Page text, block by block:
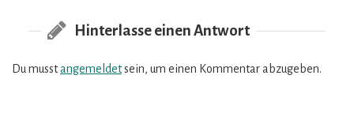
Hinterlasse einen Antwort
Du musstangemeldetsein, um einen Kommentar abzugeben.